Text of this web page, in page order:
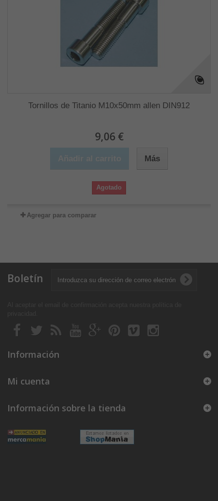
Tornillos de Titanio M10x50mm allen DIN912
9,06 €
Más
Agotado
Agregar para comparar
Boletín
Información
Mi cuenta
Información sobre la tienda